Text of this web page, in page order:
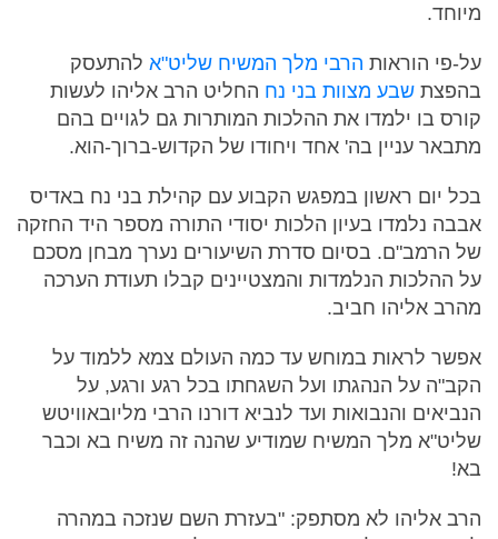
מיוחד.
על-פי הוראות הרבי מלך המשיח שליט"א להתעסק
בהפצת שבע מצוות בני נח החליט הרב אליהו לעשות
קורס בו ילמדו את ההלכות המותרות גם לגויים בהם
מתבאר עניין בה' אחד ויחודו של הקדוש-ברוך-הוא.
בכל יום ראשון במפגש הקבוע עם קהילת בני נח באדיס
אבבה נלמדו בעיון הלכות יסודי התורה מספר היד החזקה
של הרמב"ם. בסיום סדרת השיעורים נערך מבחן מסכם
על ההלכות הנלמדות והמצטיינים קבלו תעודת הערכה
מהרב אליהו חביב.
אפשר לראות במוחש עד כמה העולם צמא ללמוד על
הקב"ה על הנהגתו ועל השגחתו בכל רגע ורגע, על
הנביאים והנבואות ועד לנביא דורנו הרבי מליובאוויטש
שליט"א מלך המשיח שמודיע שהנה זה משיח בא וכבר
בא!
הרב אליהו לא מסתפק: "בעזרת השם שנזכה במהרה